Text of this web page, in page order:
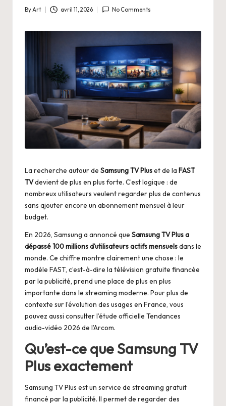
Posted
ByArt avril 11, 2026 No Comments
La recherche autour de Samsung TV Pluset de la FAST
TVdevient de plus en plus forte. C’est logique : de
nombreux utilisateurs veulent regarder plus de contenus
sans ajouter encore un abonnement mensuel à leur
budget.
En 2026, Samsung a annoncé que Samsung TV Plus a
dépassé 100 millions d’utilisateurs actifs mensuelsdans le
monde. Ce chiffre montre clairement une chose : le
modèle FAST, c’est-à-dire la télévision gratuite financée
par la publicité, prend une place de plus en plus
importante dans le streaming moderne. Pour plus de
contexte sur l’évolution des usages en France, vous
pouvez aussi consulter l’étude officielle Tendances
audio-vidéo 2026 de l’Arcom.
Qu’est-ce que Samsung TV
Plus exactement
Samsung TV Plus est un service de streaming gratuit
financé par la publicité. Il permet de regarder des